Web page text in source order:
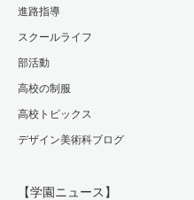
進路指導
スクールライフ
部活動
高校の制服
高校トピックス
デザイン美術科ブログ
【学園ニュース】